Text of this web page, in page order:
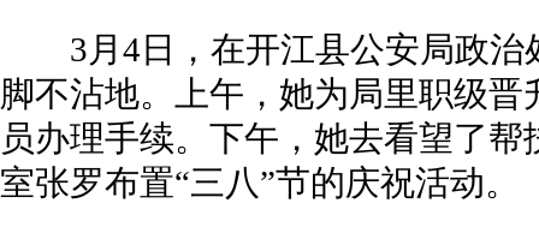
3月4日，在开江县公安局政治
脚不沾地。上午，她为局里职级
员办理手续。下午，她去看望了
室张罗布置“三八”节的庆祝活动。